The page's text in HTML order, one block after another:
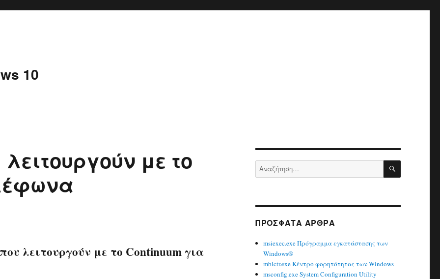
10
με το
λειτουργούν με το Continuum για
Αναζήτηση
για:
ΠΡΌΣΦΑΤΑ ΆΡΘΡΑ
msiexec.exe Πρόγραμμα εγκατάστασης των
Windows®
mblctr.exe Κέντρο φορητότητας των Windows
msconfig.exe System Configuration Utility